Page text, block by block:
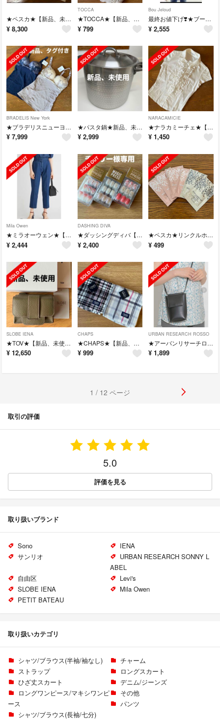
★ペスカ★【新品、未開封】リンクルホワイトゲル-N オールインワン
¥ 8,300
TOCCA
★TOCCA★【新品、タグ付き】タオルハンカチ
¥ 799
Bou Jeloud
最終お値下げ❣️★ブージュルード★【美品】スプリングコート
¥ 2,555
BRADELIS New York
★ブラデリスニューヨーク★【新品、タグ付き】ブラキャミ2枚セット
¥ 7,999
★パスタ鍋★新品、未使用
¥ 2,999
NARACAMICIE
★ナラカミーチェ★【美品】ブラウス
¥ 1,450
Mila Owen
★ミラオーウェン★【美品】デニムパンツ
¥ 2,444
DASHING DIVA
★ダッシングディバ【新品、未開封】マジックプレス
¥ 2,400
★ペスカ★リンクルホワイトゲル サンプル
¥ 499
SLOBE IENA
★TOV★【新品、未使用】ミニウォレット
¥ 12,650
CHAPS
★CHAPS★【新品、タグ付き】ハンカチ2枚セット
¥ 999
URBAN RESEARCH ROSSO
★アーバンリサーチロッソ★【美品】ポシェット
¥ 1,899
1 / 12 ページ
取引の評価
5.0
評価を見る
取り扱いブランド
Sono
IENA
サンリオ
URBAN RESEARCH SONNY L
ABEL
自由区
Levi's
SLOBE IENA
Mila Owen
PETIT BATEAU
取り扱いカテゴリ
シャツ/ブラウス(半袖/袖なし)
チャーム
ストラップ
ロングスカート
ひざ丈スカート
デニム/ジーンズ
ロングワンピース/マキシワンピ
ース
その他
パンツ
シャツ/ブラウス(長袖/七分)